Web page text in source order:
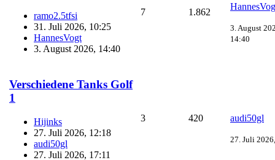
ramo2.5tfsi
31. Juli 2026, 10:25
HannesVogt
3. August 2026, 14:40
7 1.862
3. August
14:40
Verschiedene Tanks Golf
1
Hijinks
27. Juli 2026, 12:18
audi50gl
27. Juli 2026, 17:11
3 420 audi50gl
27. Juli